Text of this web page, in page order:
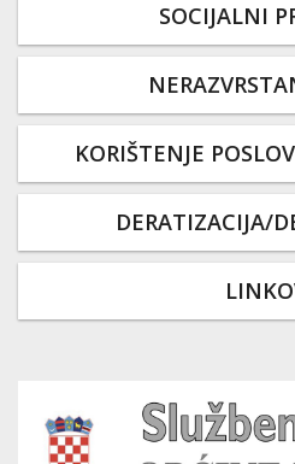
SOCIJALNI
KORIŠTENJE
DERATIZACIJA/